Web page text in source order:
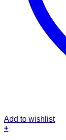
Add to wishlist
+